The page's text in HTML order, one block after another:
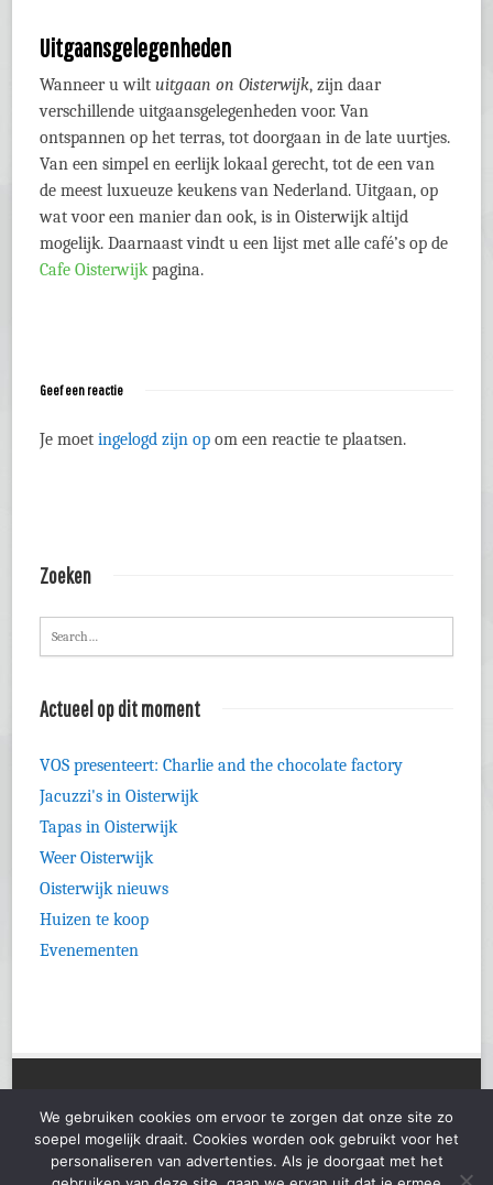
Uitgaansgelegenheden
Wanneer u wiltuitgaan on Oisterwijk, zijn daar
verschillende uitgaansgelegenheden voor. Van
ontspannen op het terras, tot doorgaan in de late uurtjes.
Van een simpel en eerlijk lokaal gerecht, tot de een van
de meest luxueuze keukens van Nederland. Uitgaan, op
wat voor een manier dan ook, is in Oisterwijk altijd
mogelijk. Daarnaast vindt u een lijst met alle café’s op de
Cafe Oisterwijkpagina.
Geef een reactie
Je moetingelogd zijn op om een reactie te plaatsen.
Zoeken
Actueel op dit moment
VOS presenteert: Charlie and the chocolate factory
Jacuzzi's in Oisterwijk
Tapas in Oisterwijk
Weer Oisterwijk
Oisterwijk nieuws
Huizen te koop
Evenementen
Hoog in Googledoor SEO Oisterwijk
We gebruiken cookies om ervoor te zorgen dat onze site zo
soepel mogelijk draait. Cookies worden ook gebruikt voor het
personaliseren van advertenties. Als je doorgaat met het